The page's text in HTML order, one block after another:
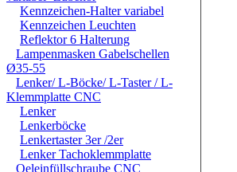
Kennzeichen-Halter variabel
Kennzeichen Leuchten
Reflektor 6 Halterung
Lampenmasken Gabelschellen
Ø35-55
Lenker/ L-Böcke/ L-Taster / L-
Klemmplatte CNC
Lenker
Lenkerböcke
Lenkertaster 3er /2er
Lenker Tachoklemmplatte
Oeleinfüllschraube CNC